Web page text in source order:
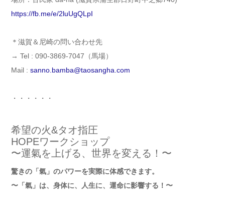
https://fb.me/e/2luUgQLpI
＊滋賀＆尼崎の問い合わせ先
→ Tel : 090-3869-7047（馬場）
Mail : sanno.bamba@taosangha.com
・・・・・・
希望の火&タオ指圧
HOPEワークショップ
〜運氣を上げる、世界を変える！〜
驚きの「氣」のパワーを実際に体感できます。
〜「氣」は、身体に、人生に、運命に影響する！〜